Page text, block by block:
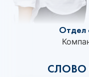
СЛОВО
Отдел